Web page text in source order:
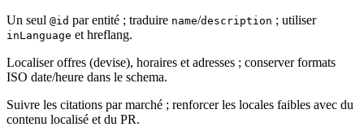
Un seul @id par entité ; traduire name/description ; utiliser
inLanguage et hreflang.
Localiser offres (devise), horaires et adresses ; conserver formats
ISO date/heure dans le schema.
Suivre les citations par marché ; renforcer les locales faibles avec du
contenu localisé et du PR.